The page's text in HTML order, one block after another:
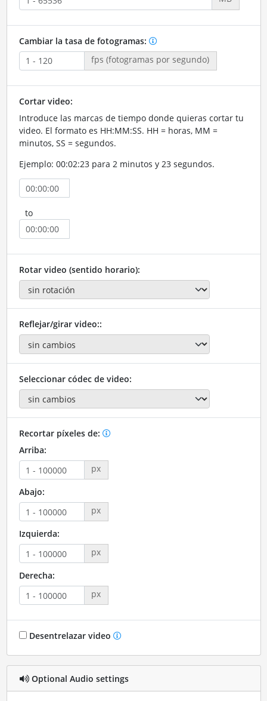
Cambiar la tasa de fotogramas:
fps (fotogramas por segundo)
Cortar video:
Introduce las marcas de tiempo donde quieras cortar tu
video. El formato es HH:MM:SS. HH = horas, MM =
minutos, SS = segundos.
Ejemplo: 00:02:23 para 2 minutos y 23 segundos.
to
Rotar video (sentido horario):
Reflejar/girar video::
Seleccionar códec de video:
Recortar píxeles de:
Arriba:
px
Abajo:
px
Izquierda:
px
Derecha:
px
Desentrelazar video
Optional Audio settings